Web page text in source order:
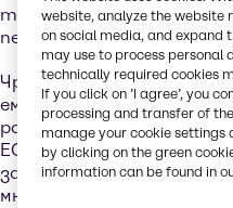
традиционните
петрол.
Чрез законодателство
емисиите на
разрешаване и
ЕС от 18 декември 2006
за покритията,
много приложения към
website, analyze the website
on social media, and expand
may use to process
technically required cookies
If you click on ’I agree’, you
processing and transfer of
manage your cookie settings
by clicking on the green
information can be found in